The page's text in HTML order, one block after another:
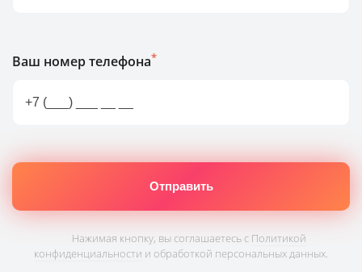
Ваш номер телефона*
Нажимая кнопку, вы соглашаетесь с Политикой
конфиденциальности и обработкой персональных данных.